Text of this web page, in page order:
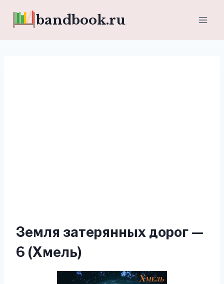
bandbook.ru
Земля затерянных дорог —
6 (Хмель)